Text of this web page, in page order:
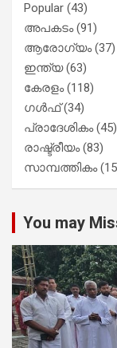
Popular (43)
അപകടം(91)
ആരോഗ്യം(37)
ഇന്ത്യ(63)
കേരളം(118)
ഗൾഫ്(34)
പ്രാദേശികം(45)
രാഷ്ട്രീയം(83)
സാമ്പത്തികം
You may